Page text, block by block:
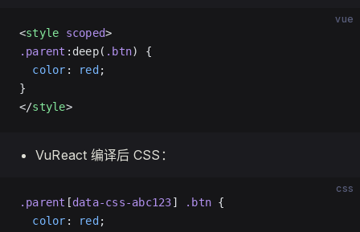
vue
<style scoped>
.parent :deep( .btn) {
  color
: red ;
}
</style>
VuReact 编译后 CSS：
css
.parent [data-css-abc123] .btn {
  color
: red ;